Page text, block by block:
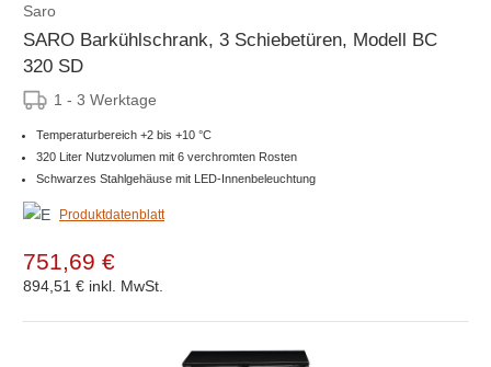
Saro
SARO Barkühlschrank, 3 Schiebetüren, Modell BC
320 SD
1 - 3 Werktage
Temperaturbereich +2 bis +10 °C
320 Liter Nutzvolumen mit 6 verchromten Rosten
Schwarzes Stahlgehäuse mit LED-Innenbeleuchtung
Produktdatenblatt
751,69 €
894,51 € inkl. MwSt.